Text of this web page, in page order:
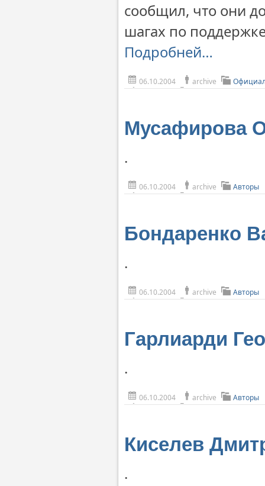
сообщил, что они
шагах по
Подробней…
06.10.2004 archive
Мусафирова
.
06.10.2004 archive Авторы
Бондаренко
.
06.10.2004 archive Авторы
Гарлиарди
.
06.10.2004 archive Авторы
Киселев
.